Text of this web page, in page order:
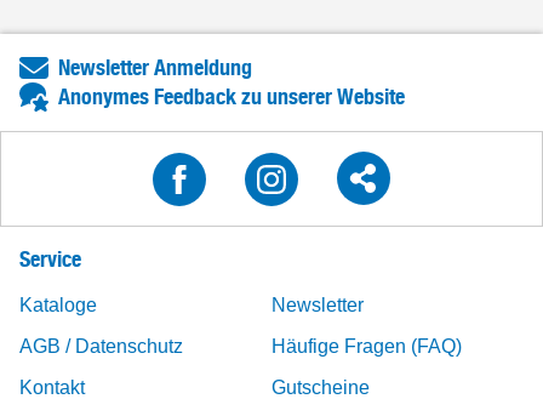
Newsletter Anmeldung
Anonymes Feedback zu unserer Website
Service
Kataloge
Newsletter
AGB / Datenschutz
Häufige Fragen (FAQ)
Kontakt
Gutscheine